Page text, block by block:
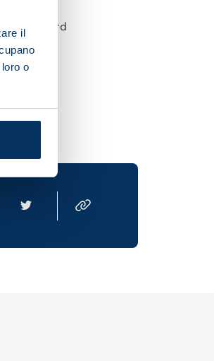
il
o
work hard
a lot.
the